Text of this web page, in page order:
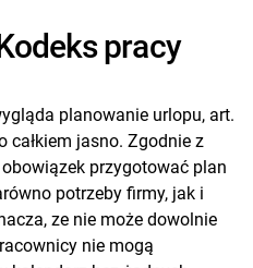
pracy
planowanie urlopu, art.
całkiem jasno. Zgodnie z
przygotować plan
potrzeby firmy, jak i
ze nie może dowolnie
nie mogą